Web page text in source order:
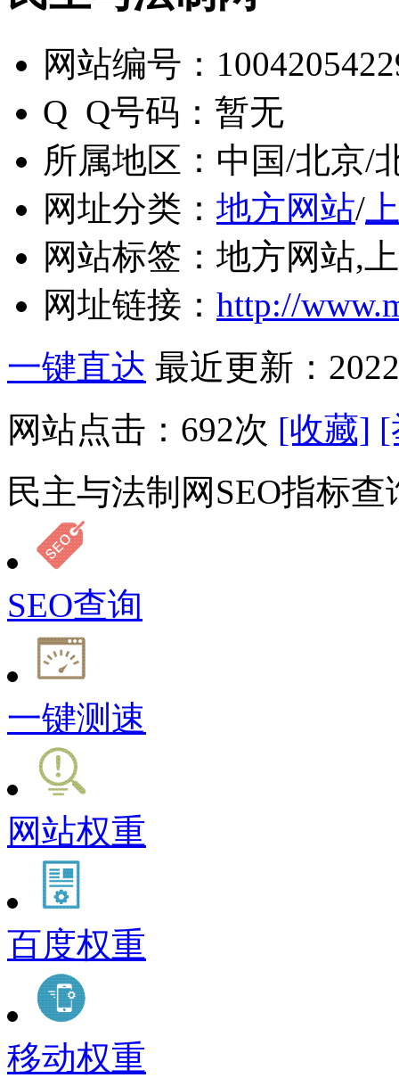
网站编号：
Q Q号码： 暂无
所属地区： 中国/北京/
网址分类： 地方网站/
网站标签： 地方网站,
网址链接： http://
一键直达 最近更新：
网站点击： 692次 [收藏] [
民主与法制网SEO指标查
SEO查询
一键测速
网站权重
百度权重
移动权重